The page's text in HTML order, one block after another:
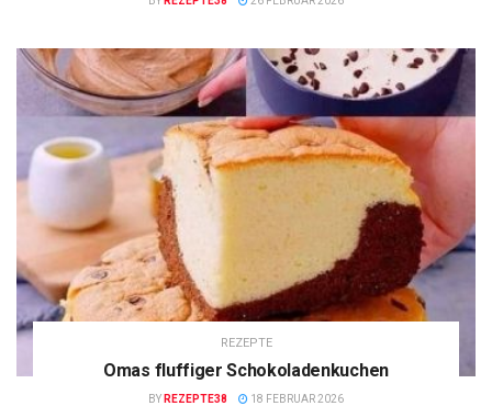
REZEPTE
Omas fluffiger Schokoladenkuchen
BY REZEPTE38 18 FEBRUAR 2026